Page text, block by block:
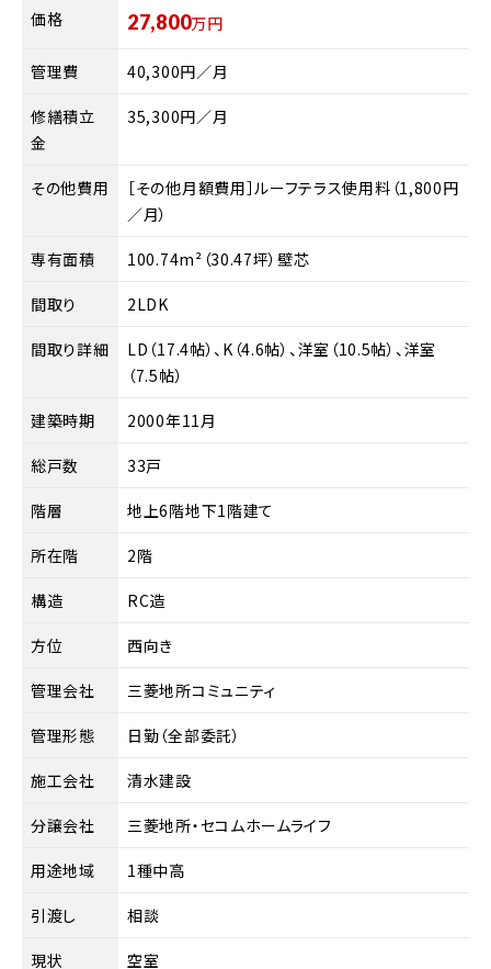
価格 27,800万円
管理費 40,300円／月
修繕積立
金
35,300円／月
その他費用
［その他月額費用］ルーフテラス使用料（1,800円
／月）
専有面積 100.74m²（30.47坪）壁芯
間取り 2LDK
間取り詳細
LD（17.4帖）、K（4.6帖）、洋室（10.5帖）、洋室
（7.5帖）
建築時期 2000年11月
総戸数 33戸
階層 地上6階地下1階建て
所在階 2階
構造 RC造
方位 西向き
管理会社 三菱地所コミュニティ
管理形態 日勤（全部委託）
施工会社 清水建設
分譲会社 三菱地所・セコムホームライフ
用途地域 1種中高
引渡し 相談
現状 空室